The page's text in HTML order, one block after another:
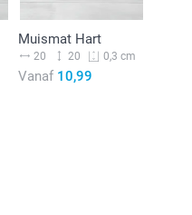
Muismat Hart
20 20 0,3 cm
Vanaf10,99